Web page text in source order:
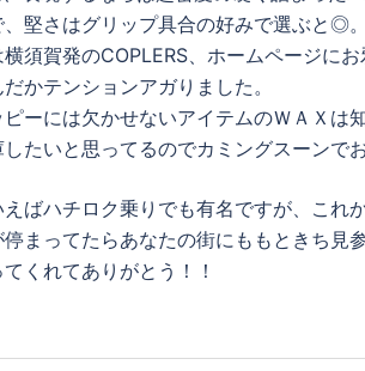
堅さはグリップ具合の好みで選ぶと◎。
須賀発のCOPLERS、ホームページに
かテンションアガりました。
ーには欠かせないアイテムのＷＡＸは
たいと思ってるのでカミングスーンで
えばハチロク乗りでも有名ですが、これ
まってたらあなたの街にももときち
くれてありがとう！！